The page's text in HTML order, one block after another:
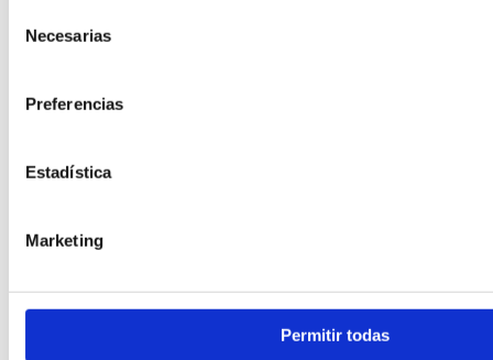
Necesarias
Preferencias
Estadística
Marketing
Permitir todas